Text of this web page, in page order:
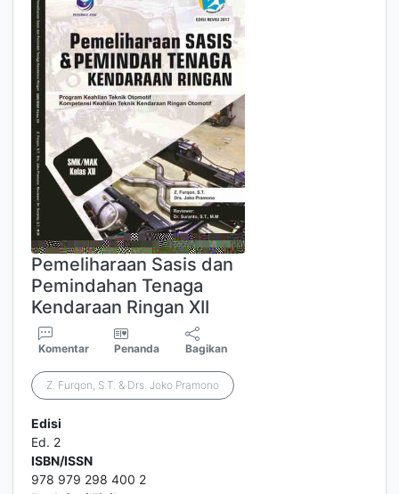
Pemeliharaan Sasis dan
Pemindahan Tenaga
Kendaraan Ringan XII
Komentar Penanda Bagikan
Z. Furqon, S.T. & Drs. Joko Pramono
Edisi
Ed. 2
ISBN/ISSN
978 979 298 400 2